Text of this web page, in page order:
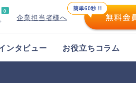
0
企業担当者様へ
ンタビュー お役立ちコラム